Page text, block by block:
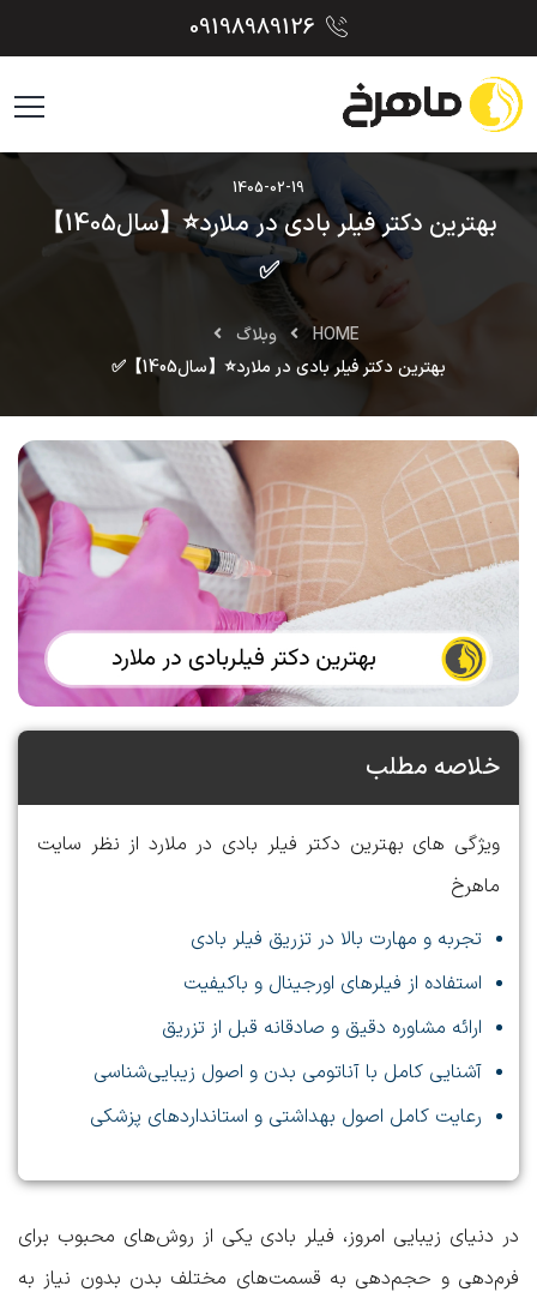
1405-02-19
بهترین دکتر فیلر بادی در ملارد⭐【سال1405】
✅
HOME
وبلاگ
بهترین دکتر فیلر بادی در ملارد⭐【سال1405】✅
خلاصه مطلب
ویژگی های بهترین دکتر فیلر بادی در ملارد از نظر سایت
ماهرخ
تجربه و مهارت بالا در تزریق فیلر بادی
استفاده از فیلرهای اورجینال و باکیفیت
ارائه مشاوره دقیق و صادقانه قبل از تزریق
آشنایی کامل با آناتومی بدن و اصول زیبایی‌شناسی
رعایت کامل اصول بهداشتی و استانداردهای پزشکی
در دنیای زیبایی امروز، فیلر بادی یکی از روش‌های محبوب برای
فرم‌دهی و حجم‌دهی به قسمت‌های مختلف بدن بدون نیاز به